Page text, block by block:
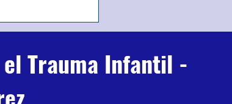
Trauma Infantil -